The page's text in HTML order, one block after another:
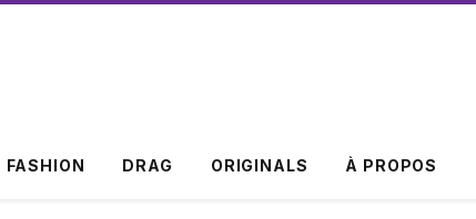
FASHION DRAG ORIGINALS À PROPOS